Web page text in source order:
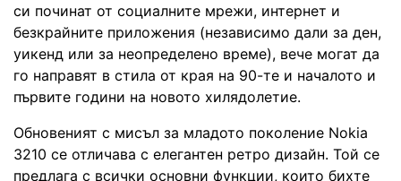
си починат от социалните мрежи, интернет и
безкрайните приложения (независимо дали за ден,
уикенд или за неопределено време), вече могат да
го направят в стила от края на 90-те и началото и
първите години на новото хилядолетие.
Обновеният с мисъл за младото поколение Nokia
3210 се отличава с елегантен ретро дизайн. Той се
предлага с всички основни функции, които бихте